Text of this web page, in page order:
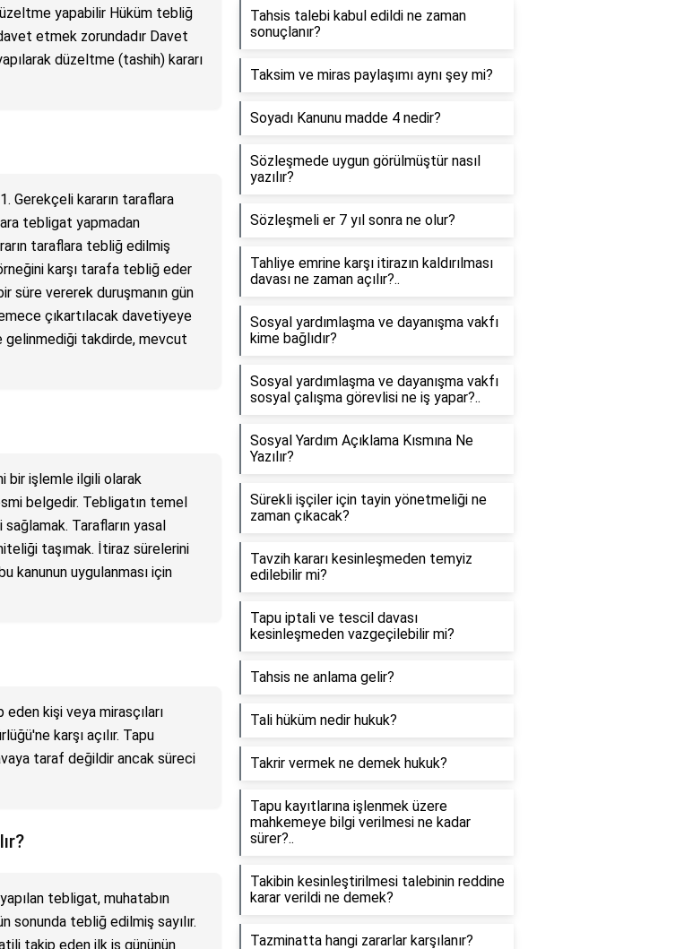
yapabilir Hüküm tebliğ
etmek zorundadır Davet
düzeltme (tashih) kararı
Gerekçeli kararın taraflara
tebligat yapmadan
taraflara tebliğ edilmiş
karşı tarafa tebliğ eder
süre vererek duruşmanın gün
çıkartılacak davetiyeye
gelinmediği takdirde, mevcut
bir işlemle ilgili olarak
belgedir. Tebligatın temel
Tarafların yasal
taşımak. İtiraz sürelerini
kanunun uygulanması için
kişi veya mirasçıları
karşı açılır. Tapu
taraf değildir ancak süreci
tebligat, muhatabın
sonunda tebliğ edilmiş sayılır.
takip eden ilk iş gününün
Tahsis talebi kabul edildi ne zaman
sonuçlanır?
Taksim ve miras paylaşımı aynı şey mi?
Soyadı Kanunu madde 4 nedir?
Sözleşmede uygun görülmüştür nasıl
yazılır?
Sözleşmeli er 7 yıl sonra ne olur?
Tahliye emrine karşı itirazın kaldırılması
davası ne zaman açılır?..
Sosyal yardımlaşma ve dayanışma vakfı
kime bağlıdır?
Sosyal yardımlaşma ve dayanışma vakfı
sosyal çalışma görevlisi ne iş yapar?..
Sosyal Yardım Açıklama Kısmına Ne
Yazılır?
Sürekli işçiler için tayin yönetmeliği ne
zaman çıkacak?
Tavzih kararı kesinleşmeden temyiz
edilebilir mi?
Tapu iptali ve tescil davası
kesinleşmeden vazgeçilebilir mi?
Tahsis ne anlama gelir?
Tali hüküm nedir hukuk?
Takrir vermek ne demek hukuk?
Tapu kayıtlarına işlenmek üzere
mahkemeye bilgi verilmesi ne kadar
sürer?..
Takibin kesinleştirilmesi talebinin reddine
karar verildi ne demek?
Tazminatta hangi zararlar karşılanır?